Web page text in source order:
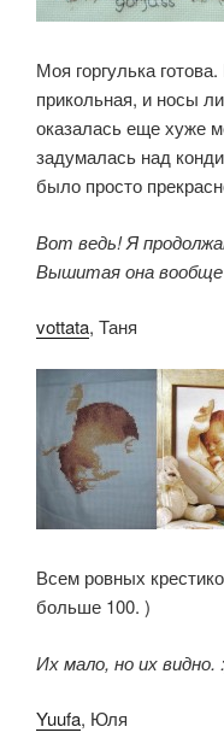
Моя горгулька
прикольная, и носы
оказалась еще хуже
задумалась над
было просто
Вот ведь! Я
Вышитая она вообще
vottata, Таня
Всем ровных
больше 100. )
Их мало, но их
Yuufa, Юля